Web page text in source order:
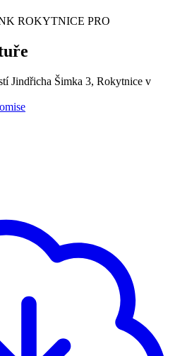
ROKYTNICE PRO
Jindřicha Šimka 3, Rokytnice v